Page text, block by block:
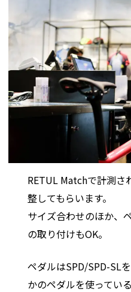
RETUL Matchで計測さ
整してもらいます。
サイズ合わせのほか、
の取り付けもOK。
ペダルはSPD/SPD-SL
かのペダルを使ってい